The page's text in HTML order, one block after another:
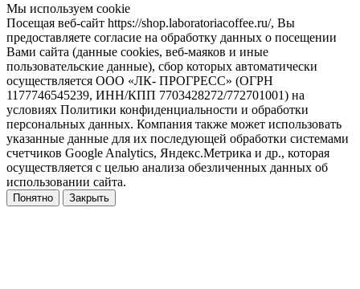
Мы используем cookie
Посещая веб-сайт https://shop.laboratoriacoffee.ru/, Вы
предоставляете согласие на обработку данных о посещении
Вами сайта (данные cookies, веб-маяков и иные
пользовательские данные), сбор которых автоматически
осуществляется ООО «ЛК- ПРОГРЕСС» (ОГРН
1177746545239, ИНН/КПП 7703428272/772701001) на
условиях Политики конфиденциальности и обработки
персональных данных. Компания также может использовать
указанные данные для их последующей обработки системами
счетчиков Google Analytics, Яндекс.Метрика и др., которая
осуществляется с целью анализа обезличенных данных об
использовании сайта.
Понятно Закрыть